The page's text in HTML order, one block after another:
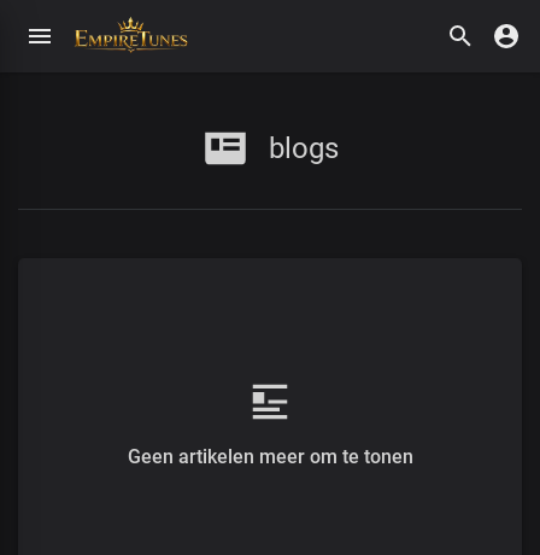
blogs
Geen artikelen meer om te tonen